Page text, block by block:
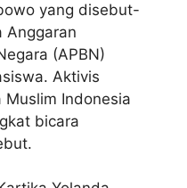
yang disebut-
Anggaran
(APBN)
Aktivis
Muslim Indonesia
bicara